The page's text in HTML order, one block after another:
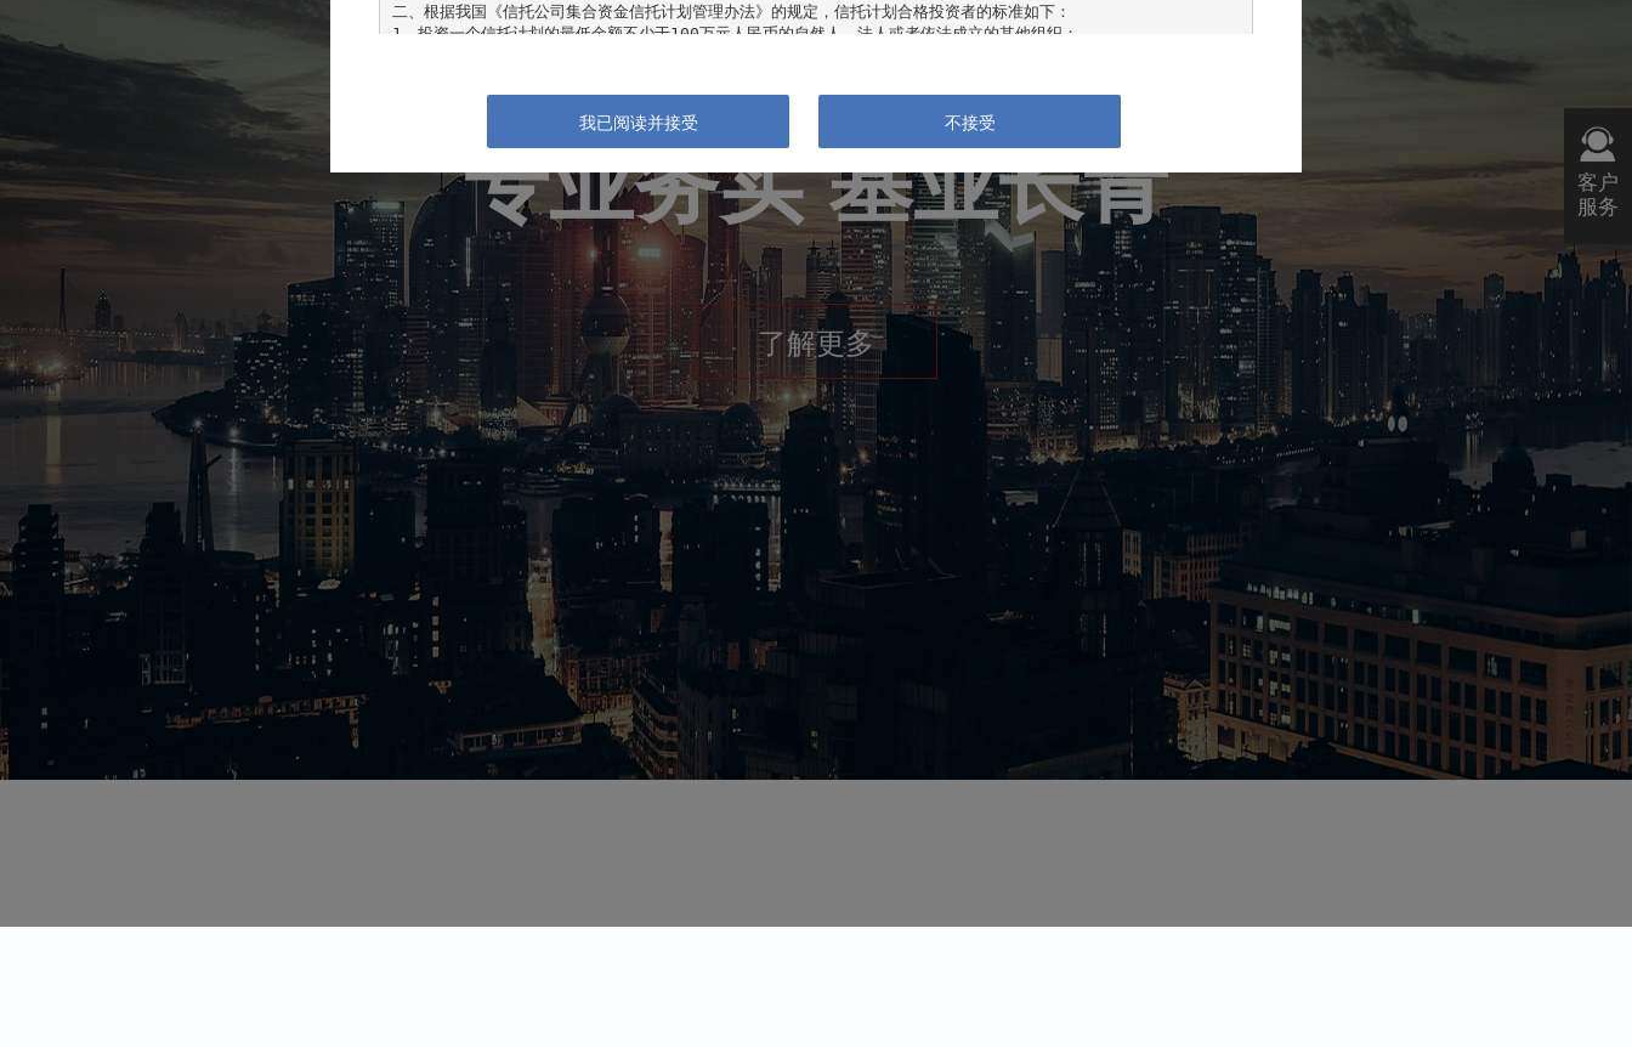
资产管理 投资顾问
专业务实 基业长青
了解更多
二、根据我国《信托公司集合资金信托计划管理办法》的规定，信托计划合格投资者的标准如下：
1、投资一个信托计划的最低金额不少于100万元人民币的自然人、法人或者依法成立的其他组织；
且能提供相关收入证明的自然人。
三、根据我国《证券公司客户资产管理业务管理办法》的规定，集合资产管理计划合格投资者的标准如下：
2、公司、企业等机构净资产不低于1000万元人民币。
依法设立并受监管的各类集合投资产品视为单一合格投资者。
如果确认您或您所代表的机构是一名“合格投资者”，并将遵守适用的有关法规请点击“接受”键以继续浏览本公司网站。如
您不同意任何有关条款，请直接关闭本网站。
“本网站”指由（以下简称“本公司”）所有并及其网站内包含的所有信息及材料。本网站所发布的信息、观点和数据有可能
因所基于的信息发布日之后的情势或其他因素的变更而不再准确或失效，本公司不承诺及时更新不准确或过时的信息、观
点以及数据。
本网站介绍的信息、观点和数据仅供一般性参考，不应被视为购买或销售任何金融产品的某种要约，亦非对任何交易的正
式确认。投资有风险，投资产品的过往业绩并不预示其未来表现，本公司不对产品财产的收益状况做出任何承诺或担保，
投资者不应依赖本网站所提供的数据做出投资决策，在做出投资决策前应认真阅读相关产品合同及风险揭示等宣传推介文
件，并自行承担投资风险。
我已阅读并接受 不接受
客户
服务